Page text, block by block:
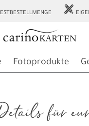
h
Fotoprodukte
für